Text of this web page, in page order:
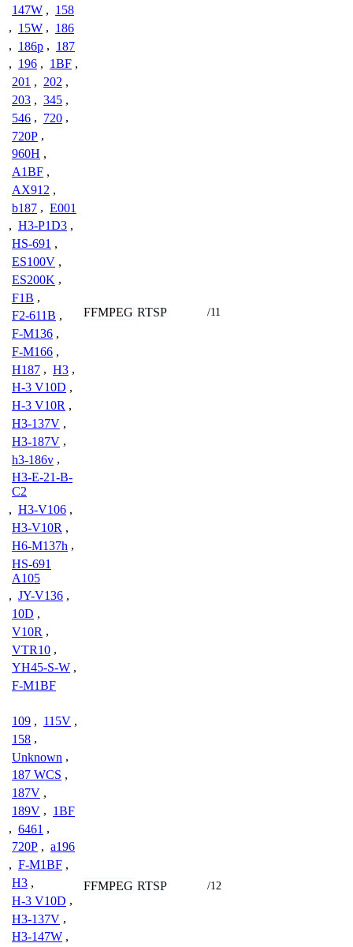
147W , 158
, 15W , 186
, 186p , 187
, 196 , 1BF ,
201 , 202 ,
203 , 345 ,
546 , 720 ,
720P ,
960H ,
A1BF ,
AX912 ,
b187 , E001
, H3-P1D3 ,
HS-691 ,
ES100V ,
ES200K ,
F1B ,
F2-611B ,
F-M136 ,
F-M166 ,
H187 , H3 ,
H-3 V10D ,
H-3 V10R ,
H3-137V ,
H3-187V ,
h3-186v ,
H3-E-21-B-
C2
, H3-V106 ,
H3-V10R ,
H6-M137h ,
HS-691
A105
, JY-V136 ,
10D ,
V10R ,
VTR10 ,
YH45-S-W ,
F-M1BF
FFMPEG RTSP /11
109 , 115V ,
158 ,
Unknown ,
187 WCS ,
187V ,
189V , 1BF
, 6461 ,
720P , a196
, F-M1BF ,
H3 ,
H-3 V10D ,
H3-137V ,
H3-147W ,
FFMPEG RTSP /12